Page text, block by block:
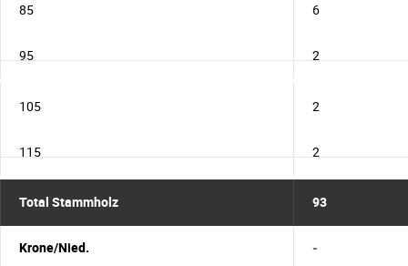
85 6
95 2
105 2
115 2
Total Stammholz 93
Krone/Nied. -